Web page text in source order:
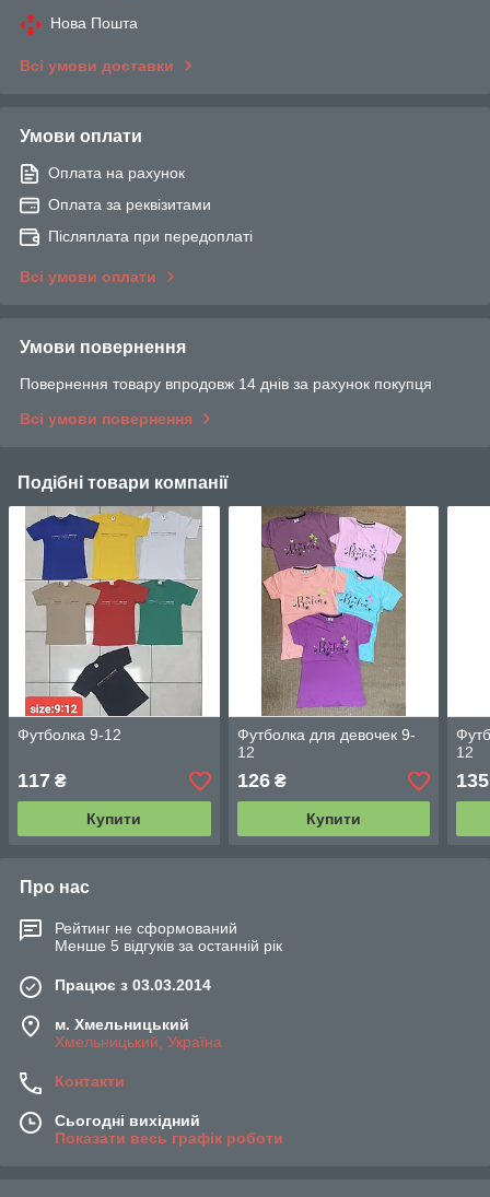
Нова Пошта
Всі умови доставки
Умови оплати
Оплата на рахунок
Оплата за реквізитами
Післяплата при передоплаті
Всі умови оплати
Умови повернення
Повернення товару впродовж 14 днів за рахунок покупця
Всі умови повернення
Подібні товари компанії
Футболка 9-12
117 ₴
Купити
Футболка для девочек 9-
12
126₴
Купити
12
135
Про нас
Рейтинг не сформований
Менше 5 відгуків за останній рік
Працює з 03.03.2014
м. Хмельницький
Хмельницький, Україна
Контакти
Сьогодні вихідний
Показати весь графік роботи